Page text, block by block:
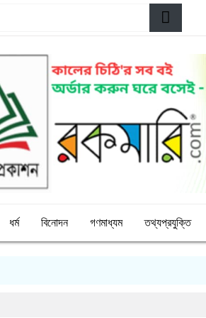
ধর্ম বিনোদন গণমাধ্যম তথ্যপ্রযুক্তি